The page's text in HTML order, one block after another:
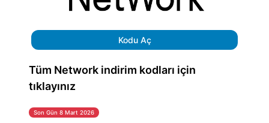
Kodu Aç
Tüm Network indirim kodları için
tıklayınız
Son Gün 8 Mart 2026